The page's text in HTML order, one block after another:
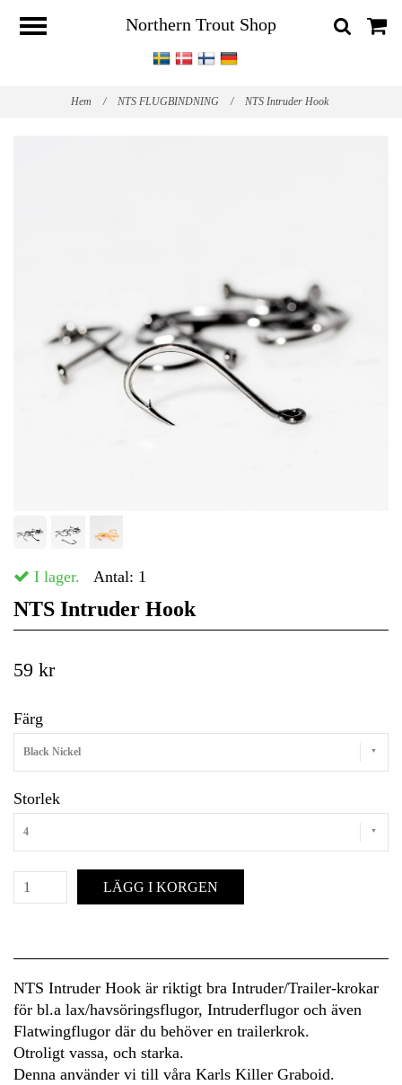
Northern Trout Shop
Hem / NTS FLUGBINDNING / NTS Intruder Hook
I lager. Antal: 1
NTS Intruder Hook
59 kr
Färg
Black Nickel
Storlek
4
LÄGG I KORGEN
NTS Intruder Hook är riktigt bra Intruder/Trailer-krokar
för bl.a lax/havsöringsflugor, Intruderflugor och även
Flatwingflugor där du behöver en trailerkrok.
Otroligt vassa, och starka.
Denna använder vi till våra Karls Killer Graboid.